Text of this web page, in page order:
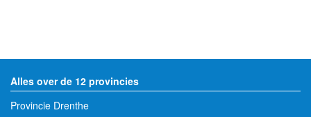
Alles over de 12 provincies
Provincie Drenthe